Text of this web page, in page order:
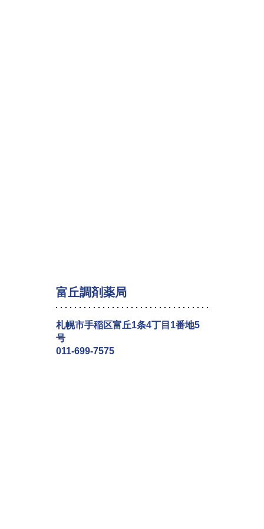
富丘調剤薬局
札幌市手稲区富丘1条4丁目1番地5
号
011-699-7575